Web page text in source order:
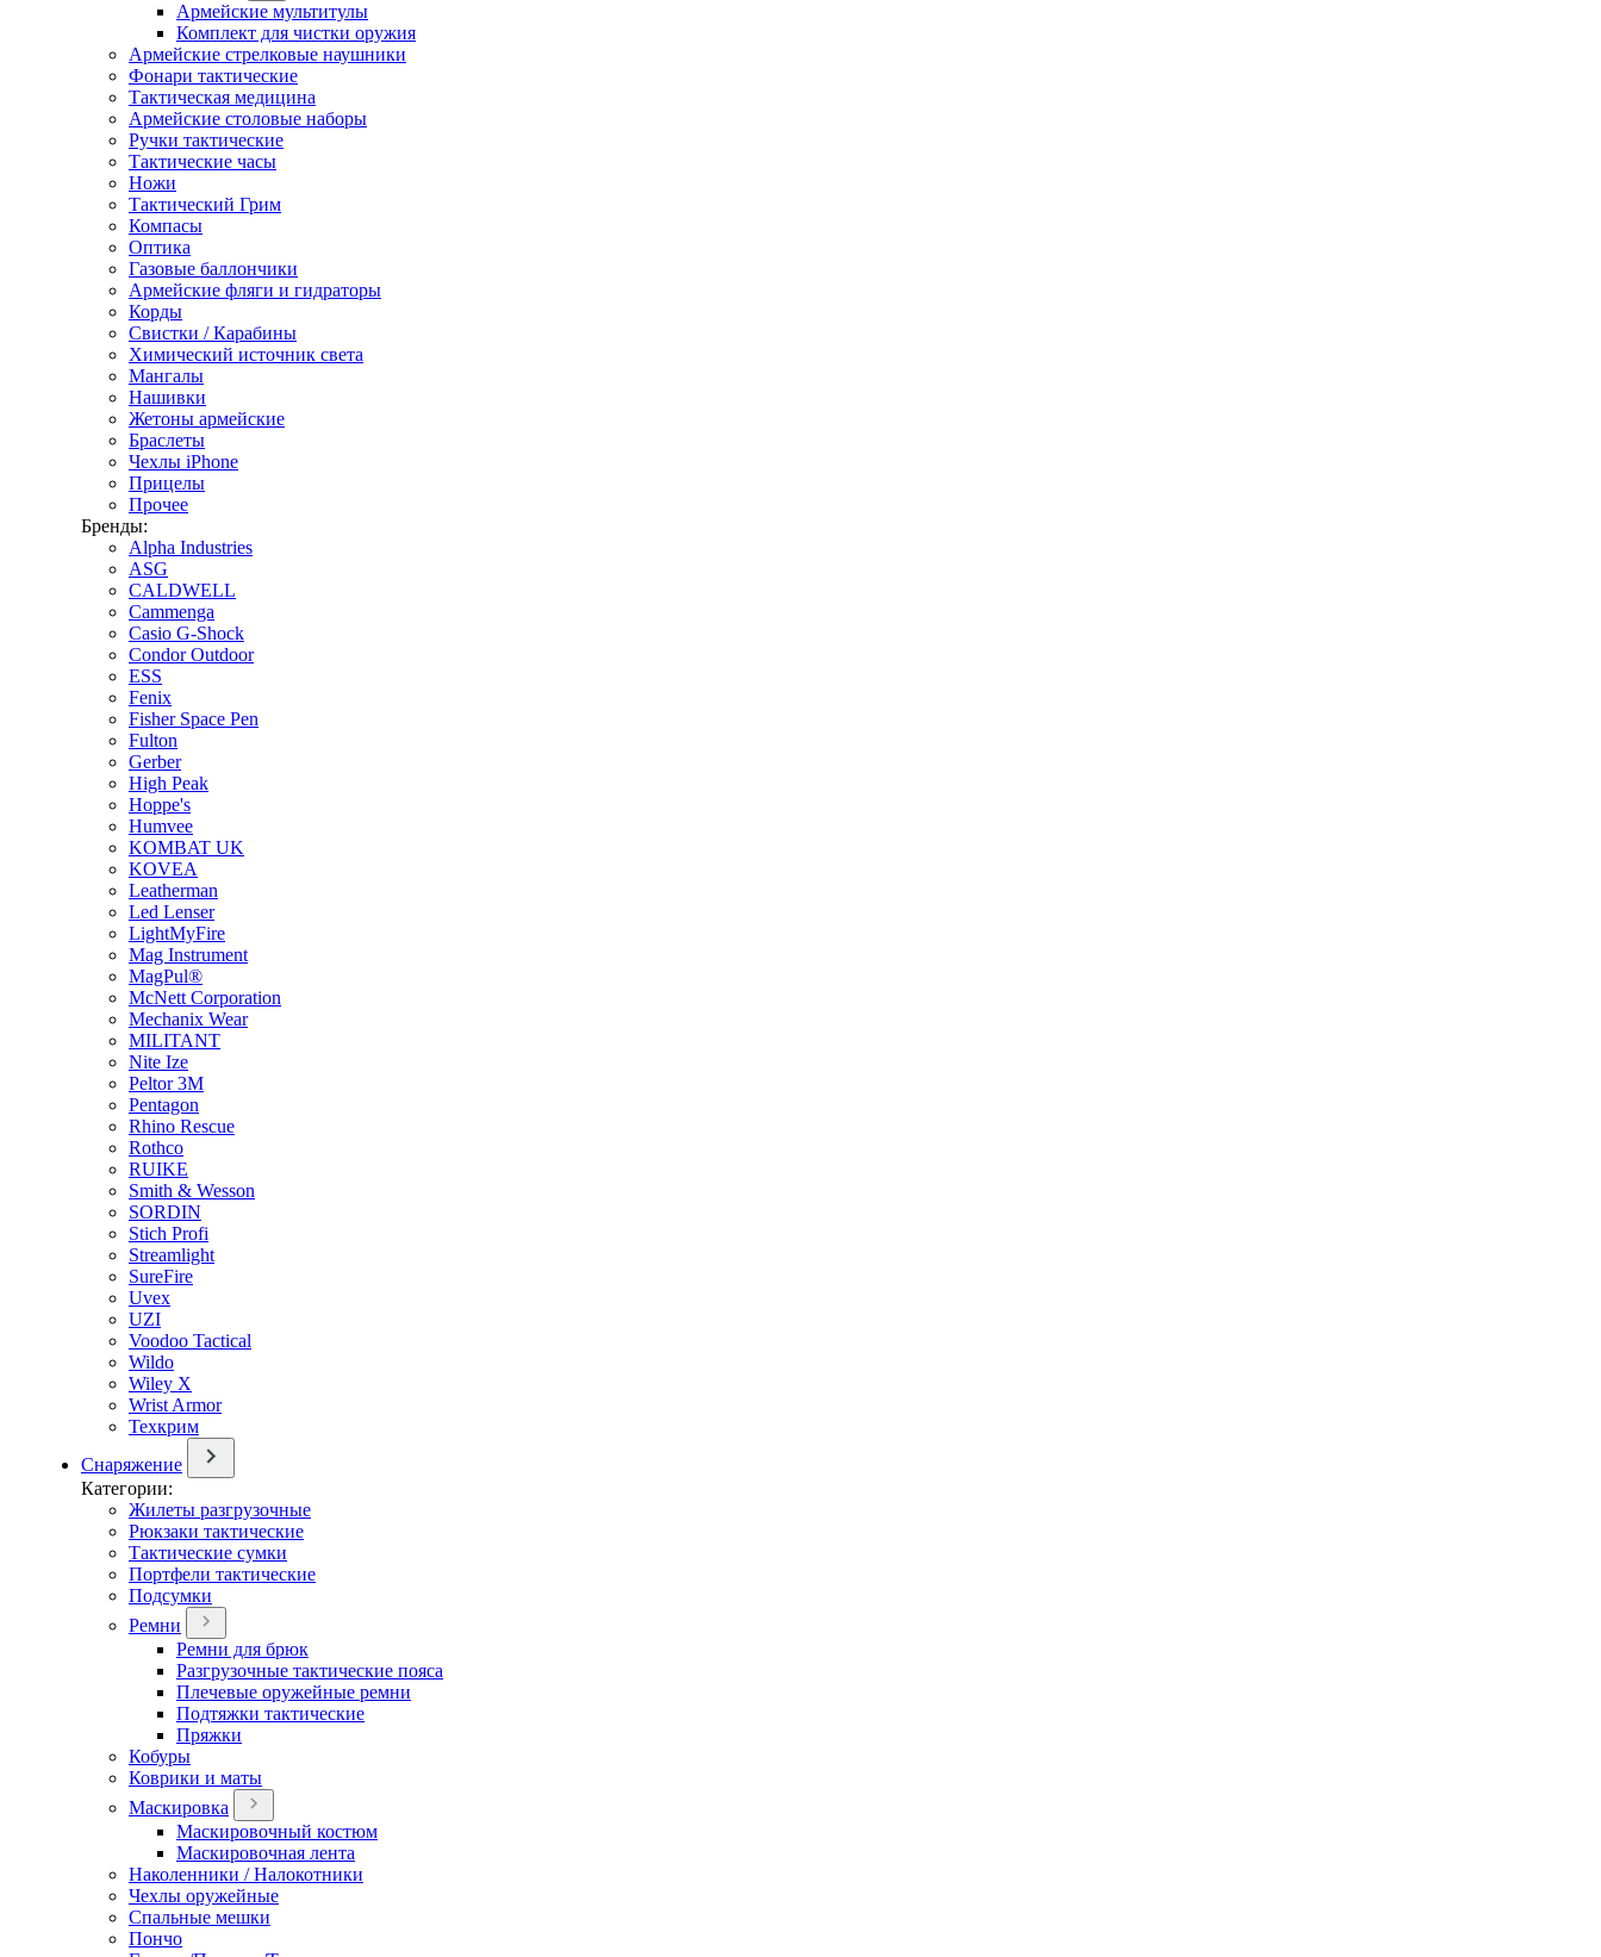
Армейские мультитулы
Комплект для чистки оружия
Армейские стрелковые наушники
Фонари тактические
Тактическая медицина
Армейские столовые наборы
Ручки тактические
Тактические часы
Ножи
Тактический Грим
Компасы
Оптика
Газовые баллончики
Армейские фляги и гидраторы
Корды
Свистки / Карабины
Химический источник света
Мангалы
Нашивки
Жетоны армейские
Браслеты
Чехлы iPhone
Прицелы
Прочее
Бренды:
Alpha Industries
ASG
CALDWELL
Cammenga
Casio G-Shock
Condor Outdoor
ESS
Fenix
Fisher Space Pen
Fulton
Gerber
High Peak
Hoppe's
Humvee
KOMBAT UK
KOVEA
Leatherman
Led Lenser
LightMyFire
Mag Instrument
MagPul®
McNett Corporation
Mechanix Wear
MILITANT
Nite Ize
Peltor 3M
Pentagon
Rhino Rescue
Rothco
RUIKE
Smith & Wesson
SORDIN
Stich Profi
Streamlight
SureFire
Uvex
UZI
Voodoo Tactical
Wildo
Wiley X
Wrist Armor
Техкрим
Снаряжение
Категории:
Жилеты разгрузочные
Рюкзаки тактические
Тактические сумки
Портфели тактические
Подсумки
Ремни
Ремни для брюк
Разгрузочные тактические пояса
Плечевые оружейные ремни
Подтяжки тактические
Пряжки
Кобуры
Коврики и маты
Маскировка
Маскировочный костюм
Маскировочная лента
Наколенники / Налокотники
Чехлы оружейные
Спальные мешки
Пончо